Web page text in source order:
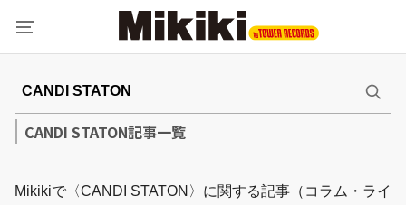
CANDI STATON記事一覧
Mikikiで〈CANDI STATON〉に関する記事（コラム・ライ